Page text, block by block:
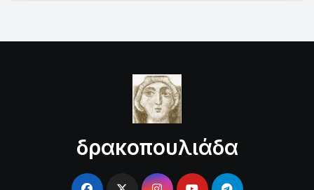
δρακοπουλιάδα